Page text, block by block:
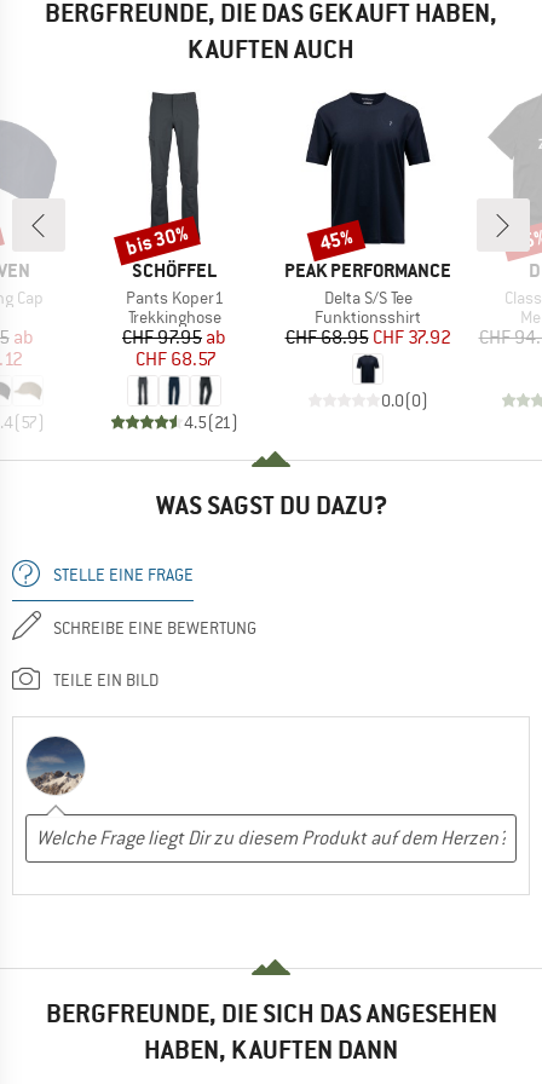
BERGFREUNDE, DIE DAS GEKAUFT HABEN,
KAUFTEN AUCH
Cap
Preis
ab
(57)
MARKE
SCHÖFFEL
Artikel
Pants Koper1
Produktgruppe
Trekkinghose
Preis
CHF 97.95reduzierter Preis
ab
CHF 68.57
4.5(21 )
Rabatt
bis 30%
MARKE
PEAK PERFORMANCE
Artikel
Delta S/S Tee
Produktgruppe
Funktionsshirt
Preis
CHF 68.95reduzierter Preis
CHF 37.92
0.0(0)
Rabatt
45%
CHF
WAS SAGST DU DAZU?
STELLE EINE FRAGE
SCHREIBE EINE BEWERTUNG
TEILE EIN BILD
BERGFREUNDE, DIE SICH DAS ANGESEHEN
HABEN, KAUFTEN DANN